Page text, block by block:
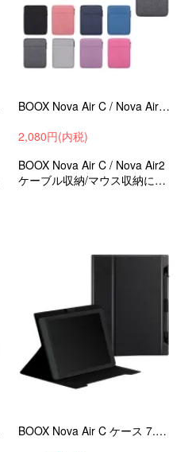
BOOX Nova Air C / Nova Air2 7.8インチ カラー電子ペーパー タブレットケース カバー キャンバス調 バッグ型 カバン型
2,080円(内税)
BOOX Nova Air C / Nova Air2
ケーブル収納/マウス収納に便
BOOX Nova Air C ケース 7.8インチ カバー カラー電子ペーパー スタンド機能 タブレットケース PUレザー ペン収納 ケース 手帳型